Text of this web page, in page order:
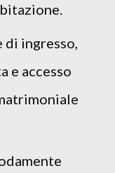
di ingresso,
e accesso